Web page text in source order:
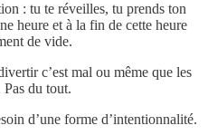
: tu te réveilles, tu prends ton
heure et à la fin de cette heure
de vide.
c’est mal ou même que les
du tout.
d’une forme d’intentionnalité.